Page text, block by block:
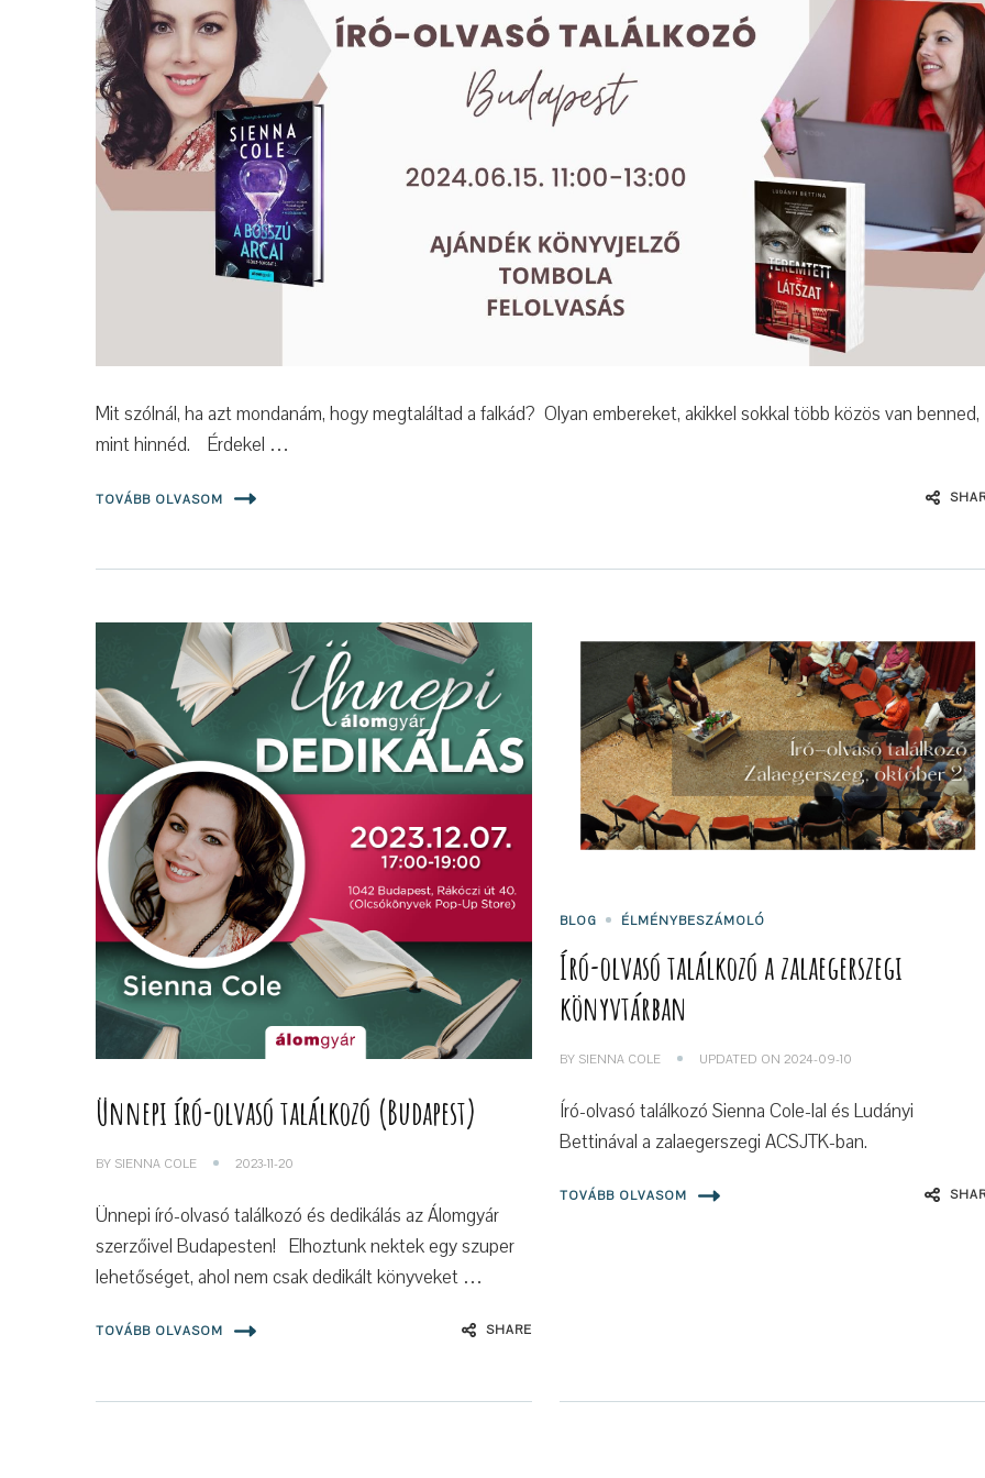
Mit szólnál, ha azt mondanám, hogy megtaláltad a falkád? Olyan embereket, akikkel sokkal több közös van benned,
mint hinnéd. Érdekel …
TOVÁBB OLVASOM
Ünnepi író-olvasó találkozó (Budapest)
BY SIENNA COLE 2023-11-20
Ünnepi író-olvasó találkozó és dedikálás az Álomgyár
szerzőivel Budapesten! Elhoztunk nektek egy szuper
lehetőséget, ahol nem csak dedikált könyveket …
TOVÁBB OLVASOM SHARE
BLOG ÉLMÉNYBESZÁMOLÓ
Író-olvasó találkozó a zalaegerszegi
könyvtárban
BY SIENNA COLE UPDATED ON2024-09-10
Író-olvasó találkozó Sienna Cole-lal és Ludányi
Bettinával a zalaegerszegi ACSJTK-ban.
TOVÁBB OLVASOM